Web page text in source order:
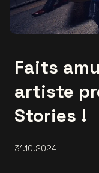
Faits
artiste
Stories !
31.10.2024